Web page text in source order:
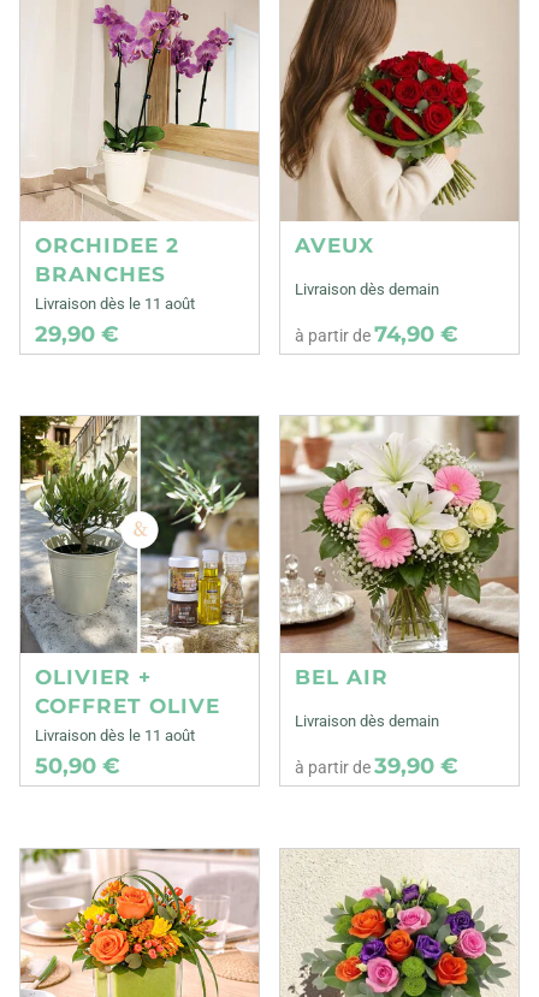
ORCHIDEE 2
BRANCHES
Livraison dès le 11 août
29,90 €
AVEUX
Livraison dès demain
à partir de74,90 €
OLIVIER +
COFFRET OLIVE
Livraison dès le 11 août
50,90 €
BEL AIR
Livraison dès demain
à partir de39,90 €